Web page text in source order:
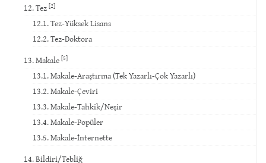
12. Tez [2]
12.1. Tez-Yüksek Lisans
12.2. Tez-Doktora
13. Makale [5]
13.1. Makale-Araştırma (Tek Yazarlı-Çok Yazarlı)
13.2. Makale-Çeviri
13.3. Makale-Tahkik/Neşir
13.4. Makale-Popüler
13.5. Makale-İnternette
14. Bildiri/Tebliğ